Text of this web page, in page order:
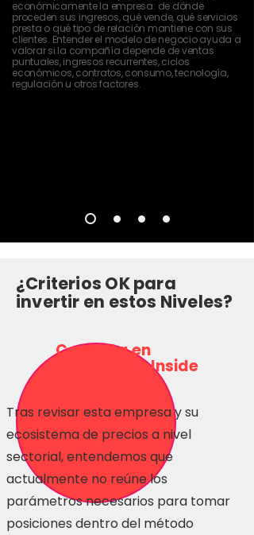
económicamente la empresa: de dónde
proceden sus ingresos, qué vende, qué servicios
presta o qué tipo de relación mantiene con sus
clientes. Entender el modelo de negocio ayuda a
valorar si la compañía depende de ventas
puntuales, ingresos recurrentes, ciclos
económicos, contratos, consumo, tecnología,
regulación u otros factores.
¿Criterios OK para
invertir en estos Niveles?
Consulta en
Inversionas Inside
Tras revisar esta empresa y su
ecosistema de precios a nivel
sectorial, entendemos que
actualmente no reúne los
parámetros necesarios para tomar
posiciones dentro del método